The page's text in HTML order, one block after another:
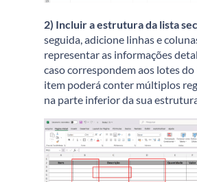
2) Incluir a estrutura da lista
seguida, adicione linhas e
representar as informações
caso correspondem aos lotes do
item poderá conter múltiplos
na parte inferior da sua